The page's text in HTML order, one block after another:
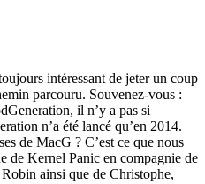
intéressant de jeter un coup
parcouru. Souvenez-vous :
il n’y a pas si
n’a été lancé qu’en 2014.
de MacG ? C’est ce que nous
de Kernel Panic en compagnie de
ainsi que de Christophe,